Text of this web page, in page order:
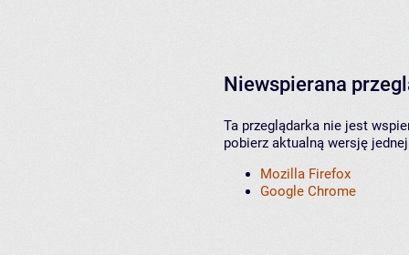
Niewspierana
Ta przeglądarka nie jest
pobierz aktualną wersję
Mozilla Firefox
Google Chrome